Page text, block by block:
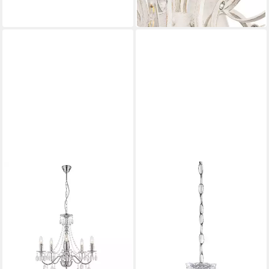
580,00 €
in 4-5 Werktagen bei dir